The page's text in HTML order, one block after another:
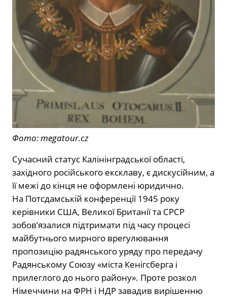
Фото: megatour.cz
Сучасний статус Калінінградської області,
західного російського ексклаву, є дискусійним, а
її межі до кінця не оформлені юридично.
На Потсдамській конференції 1945 року
керівники США, Великої Британії та СРСР
зобов’язалися підтримати під часу процесі
майбутнього мирного врегулювання
пропозицію радянського уряду про передачу
Радянському Союзу «міста Кенігсберга і
прилеглого до нього району». Проте розкол
Німеччини на ФРН і НДР завадив вирішенню